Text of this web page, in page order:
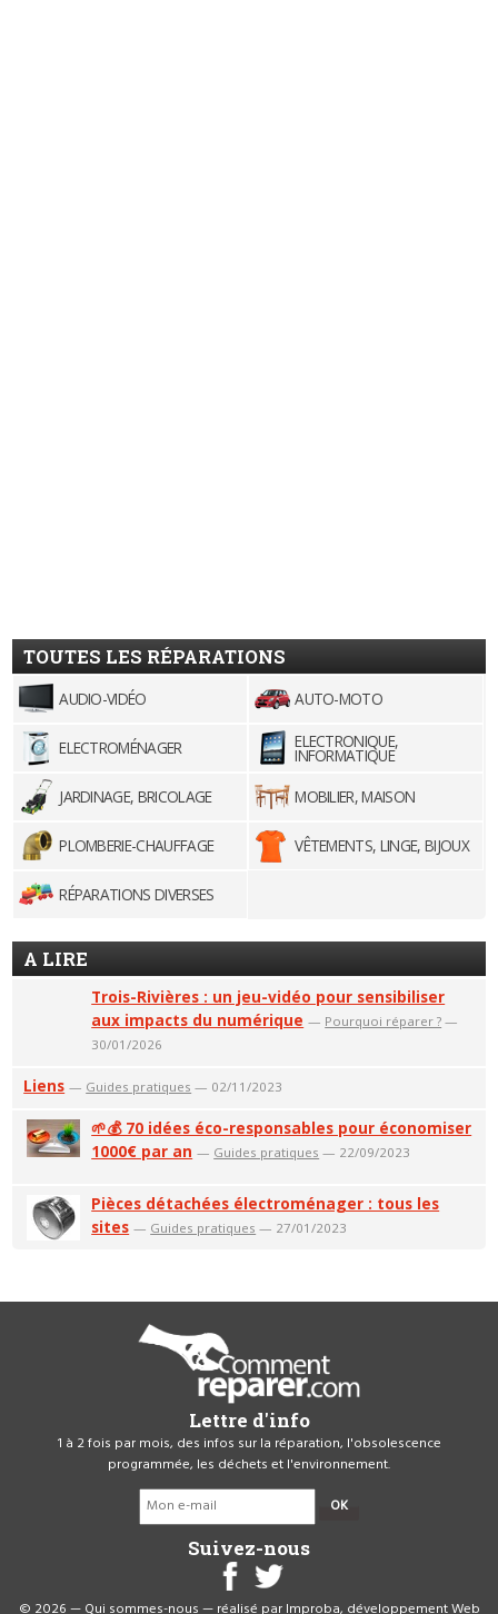
TOUTES LES RÉPARATIONS
AUDIO-VIDÉO AUTO-MOTO
ELECTROMÉNAGER ELECTRONIQUE,
INFORMATIQUE
JARDINAGE, BRICOLAGE
MOBILIER, MAISON
PLOMBERIE-CHAUFFAGE VÊTEMENTS, LINGE, BIJOUX
RÉPARATIONS DIVERSES
A LIRE
Trois-Rivières : un jeu-vidéo pour sensibiliser
aux impacts du numérique — Pourquoi réparer ? —
30/01/2026
Liens — Guides pratiques — 02/11/2023
🌱💰 70 idées éco-responsables pour économiser
1000€ par an — Guides pratiques — 22/09/2023
Pièces détachées électroménager : tous les
sites — Guides pratiques — 27/01/2023
Lettre d'info
1 à 2 fois par mois, des infos sur la réparation, l'obsolescence
programmée, les déchets et l'environnement.
OK
Suivez-nous